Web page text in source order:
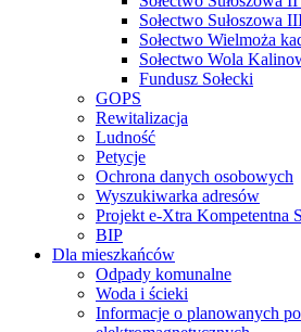
Sołectwo Sułoszowa
Sołectwo Wielmoża
Sołectwo Wola
Fundusz Sołecki
GOPS
Rewitalizacja
Ludność
Petycje
Ochrona danych osobowych
Wyszukiwarka adresów
Projekt e-Xtra Kompetentna
BIP
Dla mieszkańców
Odpady komunalne
Woda i ścieki
Informacje o planowanych